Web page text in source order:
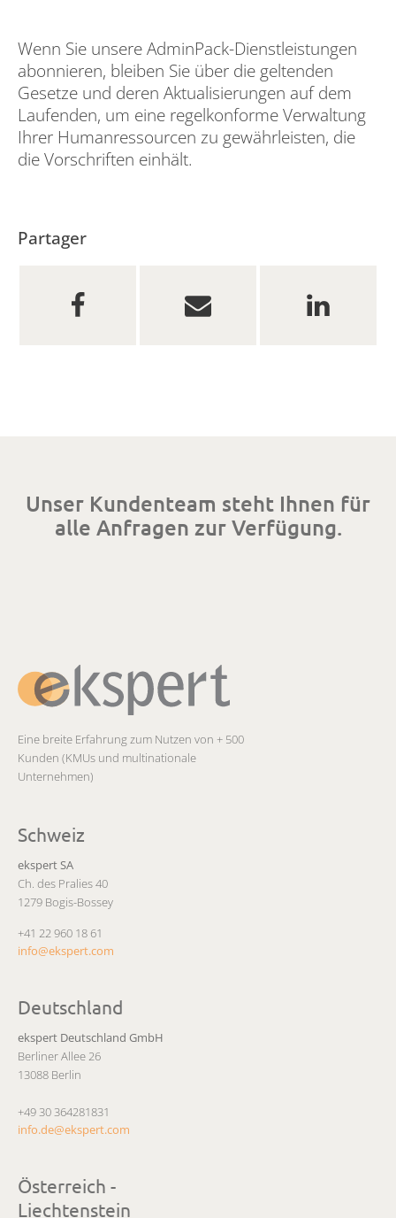
Wenn Sie unsere AdminPack-Dienstleistungen
abonnieren, bleiben Sie über die geltenden
Gesetze und deren Aktualisierungen auf dem
Laufenden, um eine regelkonforme Verwaltung
Ihrer Humanressourcen zu gewährleisten, die
die Vorschriften einhält.
Partager
Unser Kundenteam steht Ihnen für
alle Anfragen zur Verfügung.
Eine breite Erfahrung zum Nutzen von + 500
Kunden (KMUs und multinationale
Unternehmen)
Schweiz
ekspert SA
Ch. des Pralies 40
1279 Bogis-Bossey
+41 22 960 18 61
info@ekspert.com
Deutschland
ekspert Deutschland GmbH
Berliner Allee 26
13088 Berlin
+49 30 364281831
info.de@ekspert.com
Österreich -
Liechtenstein